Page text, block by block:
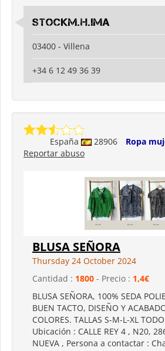
StockM.H.IMA
03400 - Villena
+34 6 12 49 36 39
España 28906
Ropa
Reportar abuso
BLUSA SEÑORA
Thursday 24 October 2024
Cantidad : 1800 - Precio : 1,4€
BLUSA SEÑORA, 100% SEDA
BUEN TACTO, DISEÑO Y
COLORES. TALLAS S-M-L-XL
Ubicación : CALLE REY 4 , N20,
NUEVA , Persona a contactar :